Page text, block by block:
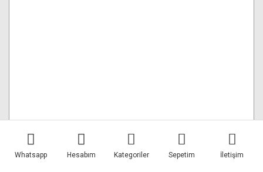
Whatsapp Hesabım Kategoriler Sepetim İletişim